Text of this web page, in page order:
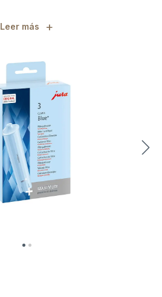
Leer más +